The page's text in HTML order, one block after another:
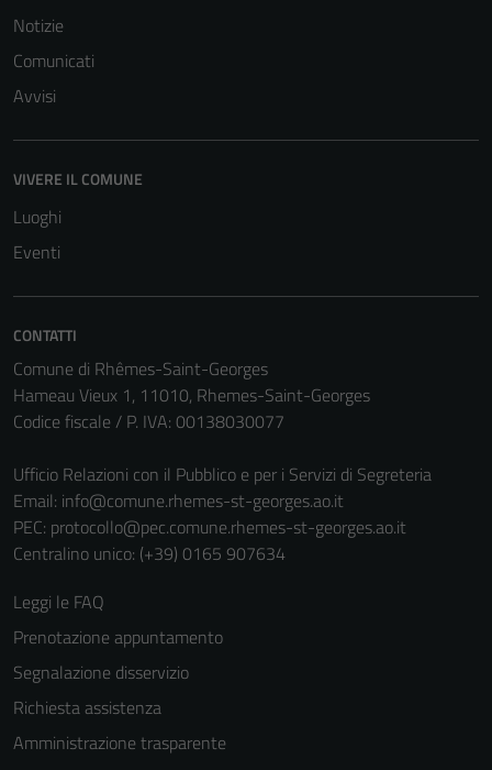
Notizie
Comunicati
Avvisi
VIVERE IL COMUNE
Luoghi
Eventi
CONTATTI
Comune di Rhêmes-Saint-Georges
Hameau Vieux 1, 11010, Rhemes-Saint-Georges
Codice fiscale / P. IVA: 00138030077
Ufficio Relazioni con il Pubblico e per i Servizi di Segreteria
Email: info@comune.rhemes-st-georges.ao.it
PEC: protocollo@pec.comune.rhemes-st-georges.ao.it
Centralino unico: (+39) 0165 907634
Leggi le FAQ
Prenotazione appuntamento
Segnalazione disservizio
Richiesta assistenza
Amministrazione trasparente
Tecnici
Questi cookie
sono necessari